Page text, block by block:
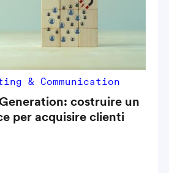
& Communication
costruire un
per acquisire clienti